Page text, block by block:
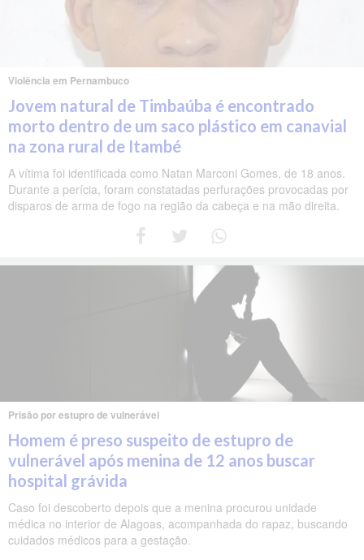
Violência em Pernambuco
Jovem natural de Timbaúba é encontrado
morto dentro de um saco plástico em canavial
na zona rural de Itambé
A vítima foi identificada como Natan Marconi Gomes, de 18 anos.
Durante a perícia, foram constatadas perfurações provocadas por
disparos de arma de fogo na região da cabeça e na mão direita.
Prisão por estupro de vulnerável
Homem é preso suspeito de estupro de
vulnerável após menina de 12 anos buscar
hospital grávida
Caso foi descoberto depois que a menina procurou unidade
médica no interior de Alagoas, acompanhada do rapaz, buscando
cuidados médicos para a gestação.